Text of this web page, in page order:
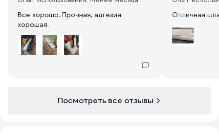
Все хорошо. Прочная, адгезия
хорошая.
Отличная
Посмотреть все отзывы